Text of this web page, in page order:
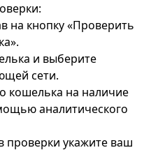
на кнопку «Проверить
и выберите
сети.
кошелька на наличие
аналитического
проверки укажите ваш